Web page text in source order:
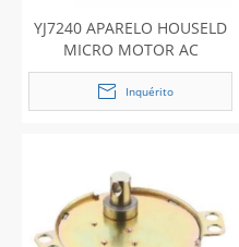
YJ7240 APARELO HOUSELD
MICRO MOTOR AC
Inquérito